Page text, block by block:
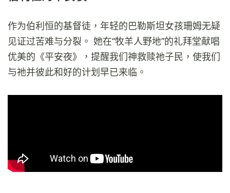
作为伯利恒的基督徒，年轻的巴勒斯坦女孩珊姆无疑
见证过苦难与分裂。 她在“牧羊人野地”的礼拜堂献唱
优美的《平安夜》，提醒我们神救赎祂子民，使我们
与祂并彼此和好的计划早已来临。